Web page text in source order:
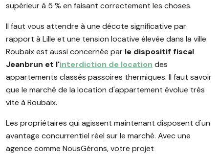
supérieur à 5 % en faisant correctement les choses.
Il faut vous attendre à une décote significative par
rapport à Lille et une tension locative élevée dans la ville.
Roubaix est aussi concernée par le dispositif fiscal
Jeanbrun et l'interdiction de location des
appartements classés passoires thermiques. Il faut savoir
que le marché de la location d'appartement évolue très
vite à Roubaix.
Les propriétaires qui agissent maintenant disposent d'un
avantage concurrentiel réel sur le marché. Avec une
agence comme NousGérons, votre projet